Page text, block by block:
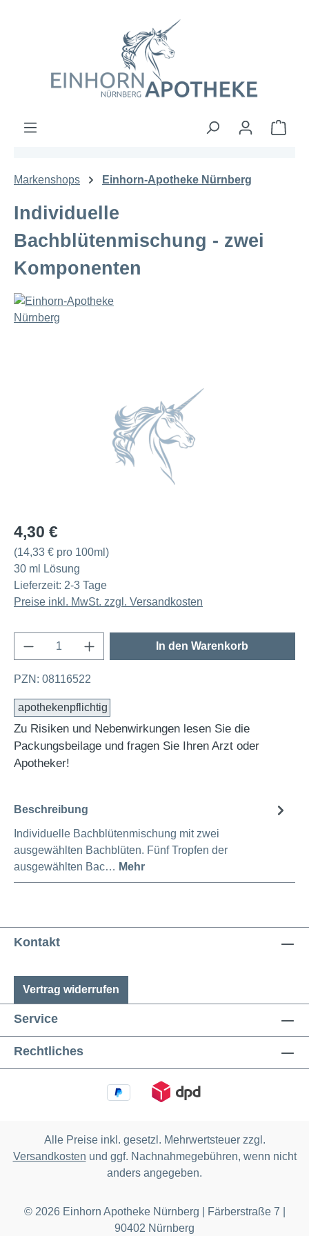
Markenshops Einhorn-Apotheke Nürnberg
Individuelle
Bachblütenmischung - zwei
Komponenten
Regulärer Preis:
4,30 €
(14,33 € pro 100ml)
30 ml Lösung
Lieferzeit: 2-3 Tage
Preise inkl. MwSt. zzgl. Versandkosten
Produkt Anzahl: Gib den gewünschten
In den Warenkorb
PZN: 08116522
apothekenpflichtig
Zu Risiken und Nebenwirkungen lesen Sie die
Packungsbeilage und fragen Sie Ihren Arzt oder
Apotheker!
Beschreibung
Individuelle Bachblütenmischung mit zwei
ausgewählten Bachblüten. Fünf Tropfen der
ausgewählten Bac… Mehr
Kontakt
Vertrag widerrufen
Service
Rechtliches
Alle Preise inkl. gesetzl. Mehrwertsteuer zzgl.
Versandkosten und ggf. Nachnahmegebühren, wenn nicht
anders angegeben.
© 2026 Einhorn Apotheke Nürnberg | Färberstraße 7 |
90402 Nürnberg